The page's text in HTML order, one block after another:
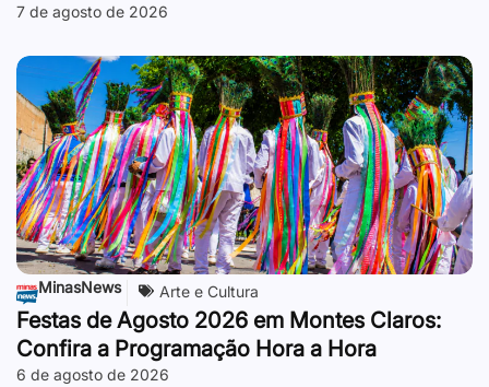
7 de agosto de 2026
MinasNews Arte e Cultura
Festas de Agosto 2026 em Montes Claros:
Confira a Programação Hora a Hora
6 de agosto de 2026